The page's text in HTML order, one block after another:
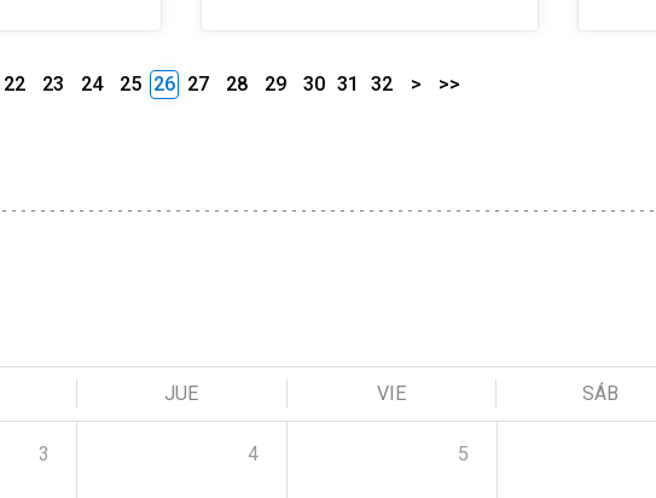
22 23 24 25 26 27 28 29 30 31 32 > >>
JUE VIE SÁB
3 4 5